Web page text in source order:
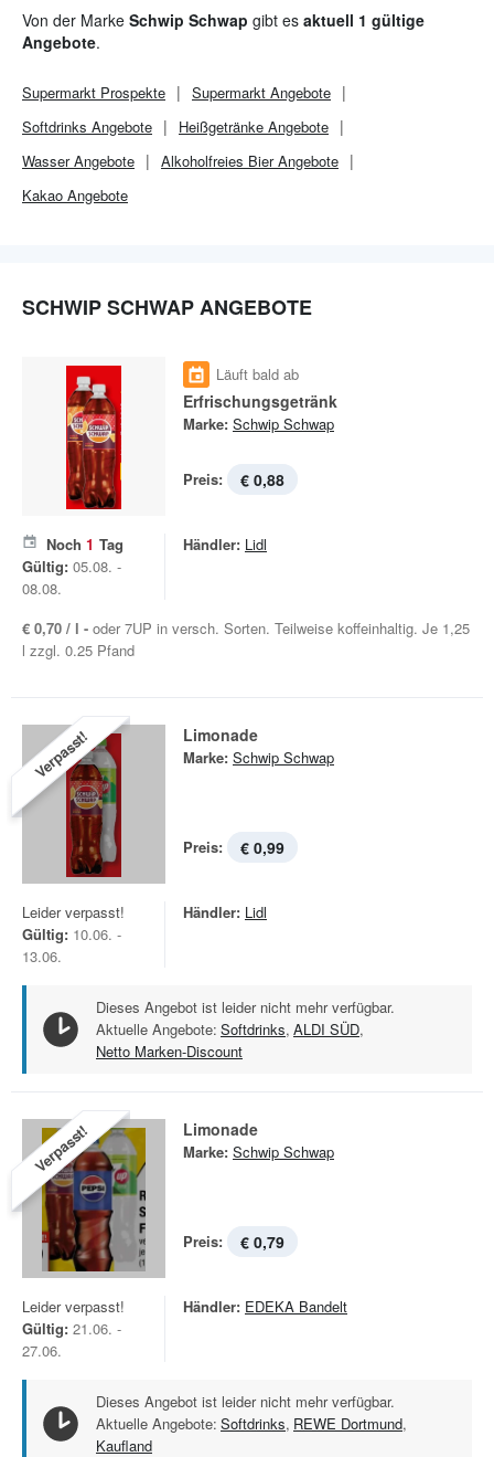
Von der Marke Schwip Schwap gibt es aktuell 1 gültige
Angebote.
Supermarkt Prospekte Supermarkt Angebote
Softdrinks Angebote
Heißgetränke Angebote
Wasser Angebote
Alkoholfreies Bier Angebote
Kakao Angebote
SCHWIP SCHWAP ANGEBOTE
Läuft bald ab
Erfrischungsgetränk
Marke: Schwip Schwap
Preis: € 0,88
Noch 1 Tag
Gültig: 05.08. -
08.08.
Händler: Lidl
€ 0,70 / l - oder 7UP in versch. Sorten. Teilweise koffeinhaltig. Je 1,25
l zzgl. 0.25 Pfand
Verpasst! Limonade
Marke: Schwip Schwap
Preis: € 0,99
Leider verpasst!
Gültig: 10.06. -
13.06.
Händler: Lidl
Dieses Angebot ist leider nicht mehr verfügbar.
Aktuelle Angebote: Softdrinks, ALDI SÜD,
Netto Marken-Discount
Verpasst! Limonade
Marke: Schwip Schwap
Preis: € 0,79
Leider verpasst!
Gültig: 21.06. -
27.06.
Händler: EDEKA Bandelt
Dieses Angebot ist leider nicht mehr verfügbar.
Aktuelle Angebote: Softdrinks, REWE Dortmund,
Kaufland